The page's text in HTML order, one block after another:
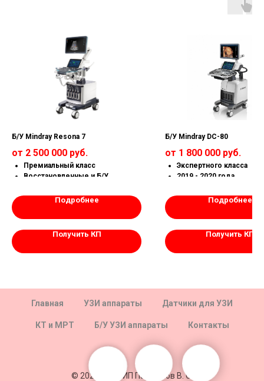
Б/У Mindray Resona 7
от 2 500 000 руб.
Премиальный класс
Восстановленные и Б/У
Г.в. 2017-2021Подробнее
Получить КП
Б/У Mindray DC-80
от 1 800 000 руб.
Экспертного класса
2019 - 2020 года
Все функции открыты
Подробнее
Получить КП
Главная УЗИ аппараты Датчики для УЗИ
КТ и МРТ Б/У УЗИ аппараты Контакты
© 2020-2025 ИП Парфенов В. С.